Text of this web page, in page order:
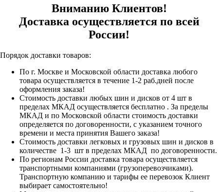
Вниманию Клиентов!
Доставка осуществляется по всей
России!
Порядок доставки товаров:
По г. Москве и Московской области доставка любого
товара осуществляется в течение 1-2 раб.дней после
оформления заказа!
Стоимость доставки любых шин и дисков от 4 шт в
пределах МКАД осуществляется бесплатно . За пределы
МКАД и по Московской области стоимость доставки
определяется по договоренности, с указанием точного
времени и места принятия Вашего заказа!
Стоимость доставки легковых и грузовых шин и дисков в
количестве 1-3 шт в пределах МКАД по договоренности.
По регионам России доставка товара осуществляется
транспортными компаниями (грузоперевозчиками).
Транспортную компанию и тарифы ее перевозок Клиент
выбирает самостоятельно!